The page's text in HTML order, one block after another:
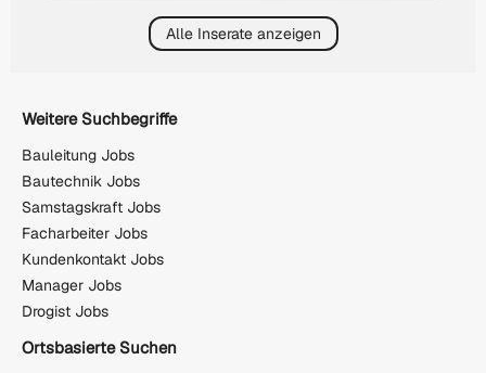
Alle Inserate anzeigen
Weitere Suchbegriffe
Bauleitung Jobs
Bautechnik Jobs
Samstagskraft Jobs
Facharbeiter Jobs
Kundenkontakt Jobs
Manager Jobs
Drogist Jobs
Ortsbasierte Suchen